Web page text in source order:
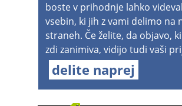
boste v prihodnje lahko
vsebin, ki jih z vami delimo na
straneh. Če želite, da objavo,
zdi zanimiva, vidijo tudi vaši
delite naprej